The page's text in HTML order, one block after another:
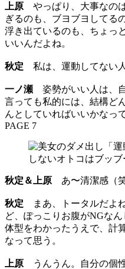
上原 やっぱり、大事なの
ぎるのも、ブヨブヨしてる
浮き出ているのも、ちょっ
いいんだよね。
秋定 私は、運動してない
一ノ瀬 姿勢がいい人は、
言っても私的には、結構ど
んとしていればいいかなっ
PAGE 7
秋定＆上原 あ〜清潔感（笑
秋定 まあ、トータルだよ
ど、ぽっこりお腹がNGな
体型をわかったうえで、計
なって思う。
上原 うんうん。自分の個